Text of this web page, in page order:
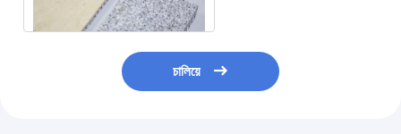
চালিয়ে